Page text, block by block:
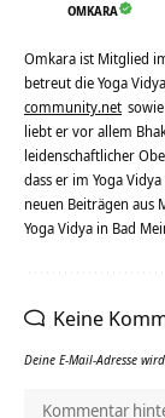
OMKARA
Omkara ist Mitglied
betreut die Yoga
community.net sowie
liebt er vor allem
leidenschaftlicher
dass er im Yoga
neuen Beiträgen aus
Yoga Vidya in Bad
Keine
Deine E-Mail-Adresse